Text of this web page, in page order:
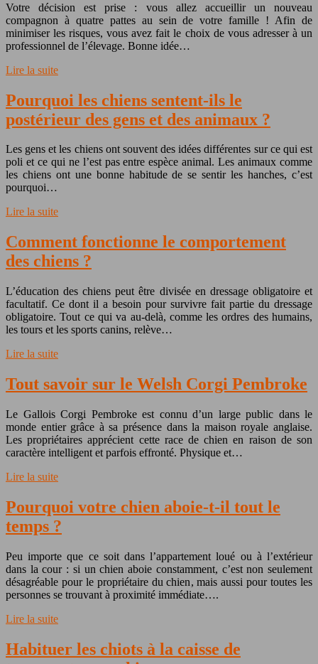
Votre décision est prise : vous allez accueillir un nouveau
compagnon à quatre pattes au sein de votre famille ! Afin de
minimiser les risques, vous avez fait le choix de vous adresser à un
professionnel de l’élevage. Bonne idée…
Lire la suite
Pourquoi les chiens sentent-ils le
postérieur des gens et des animaux ?
Les gens et les chiens ont souvent des idées différentes sur ce qui est
poli et ce qui ne l’est pas entre espèce animal. Les animaux comme
les chiens ont une bonne habitude de se sentir les hanches, c’est
pourquoi…
Lire la suite
Comment fonctionne le comportement
des chiens ?
L’éducation des chiens peut être divisée en dressage obligatoire et
facultatif. Ce dont il a besoin pour survivre fait partie du dressage
obligatoire. Tout ce qui va au-delà, comme les ordres des humains,
les tours et les sports canins, relève…
Lire la suite
Tout savoir sur le Welsh Corgi Pembroke
Le Gallois Corgi Pembroke est connu d’un large public dans le
monde entier grâce à sa présence dans la maison royale anglaise.
Les propriétaires apprécient cette race de chien en raison de son
caractère intelligent et parfois effronté. Physique et…
Lire la suite
Pourquoi votre chien aboie-t-il tout le
temps ?
Peu importe que ce soit dans l’appartement loué ou à l’extérieur
dans la cour : si un chien aboie constamment, c’est non seulement
désagréable pour le propriétaire du chien, mais aussi pour toutes les
personnes se trouvant à proximité immédiate….
Lire la suite
Habituer les chiots à la caisse de